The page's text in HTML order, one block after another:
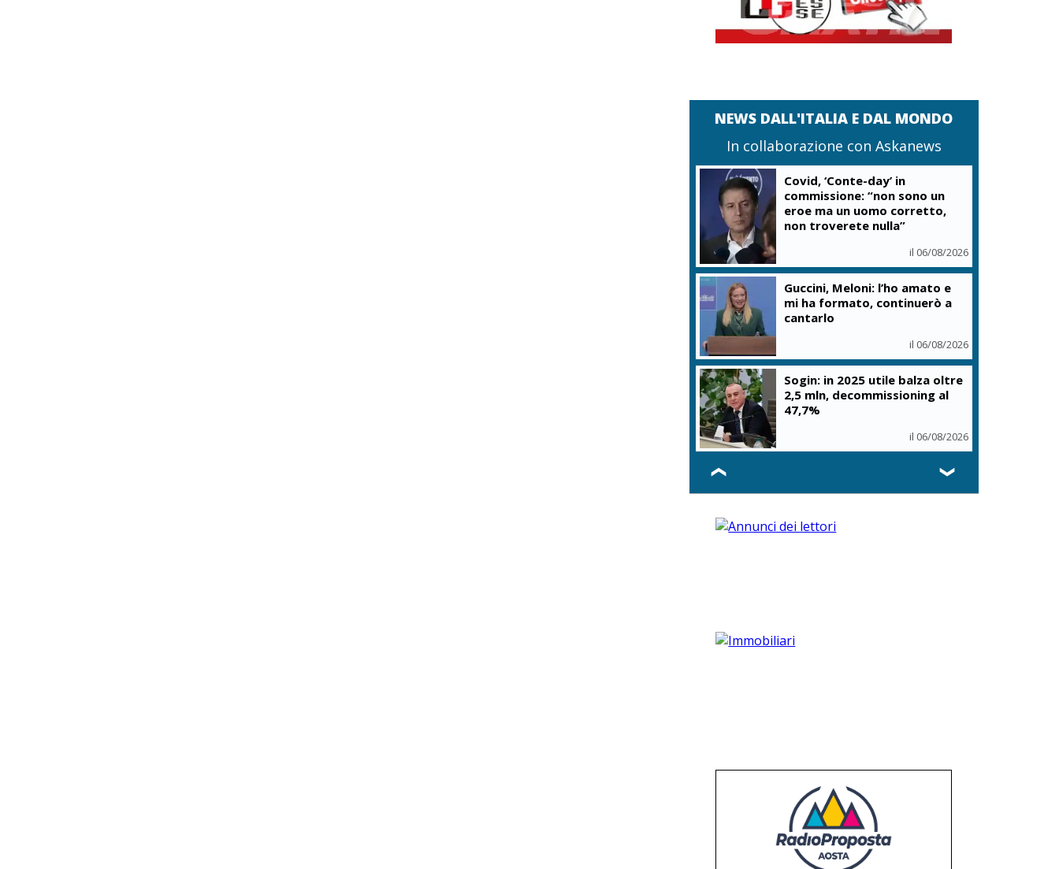
NEWS DALL'ITALIA E DAL MONDO
In collaborazione con Askanews
Covid, ‘Conte-day’ in
commissione: “non sono un
eroe ma un uomo corretto,
non troverete nulla”
il 06/08/2026
Guccini, Meloni: l’ho amato e
mi ha formato, continuerò a
cantarlo
il 06/08/2026
Sogin: in 2025 utile balza oltre
2,5 mln, decommissioning al
47,7%
il 06/08/2026
❮ ❯